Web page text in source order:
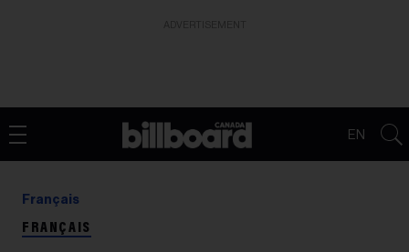
EN
Français
FRANÇAIS